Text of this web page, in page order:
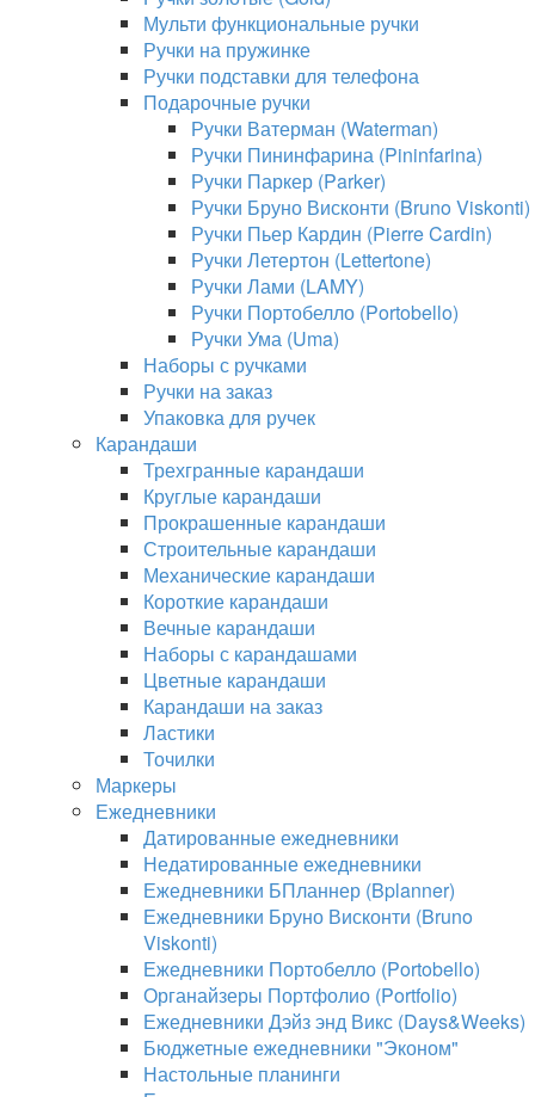
Мульти функциональные ручки
Ручки на пружинке
Ручки подставки для телефона
Подарочные ручки
Ручки Ватерман (Waterman)
Ручки Пининфарина (Pininfarina)
Ручки Паркер (Parker)
Ручки Бруно Висконти (Bruno Viskonti)
Ручки Пьер Кардин (Pierre Cardin)
Ручки Летертон (Lettertone)
Ручки Лами (LAMY)
Ручки Портобелло (Portobello)
Ручки Ума (Uma)
Наборы с ручками
Ручки на заказ
Упаковка для ручек
Карандаши
Трехгранные карандаши
Круглые карандаши
Прокрашенные карандаши
Строительные карандаши
Механические карандаши
Короткие карандаши
Вечные карандаши
Наборы с карандашами
Цветные карандаши
Карандаши на заказ
Ластики
Точилки
Маркеры
Ежедневники
Датированные ежедневники
Недатированные ежедневники
Ежедневники БПланнер (Bplanner)
Ежедневники Бруно Висконти (Bruno
Viskonti)
Ежедневники Портобелло (Portobello)
Органайзеры Портфолио (Portfolio)
Ежедневники Дэйз энд Викс (Days&Weeks)
Бюджетные ежедневники "Эконом"
Настольные планинги